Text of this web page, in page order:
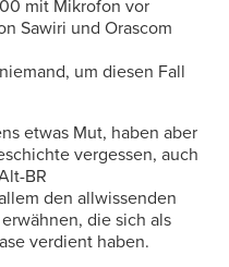
mit Mikrofon vor
Sawiri und Orascom
um diesen Fall
etwas Mut, haben aber
vergessen, auch
BR
den allwissenden
die sich als
verdient haben.